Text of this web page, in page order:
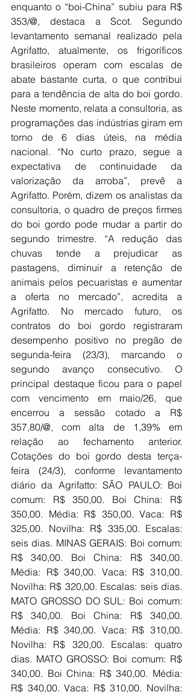
enquanto o “boi-China” subiu para R$
353/@, destaca a Scot. Segundo
levantamento semanal realizado pela
Agrifatto, atualmente, os frigoríficos
brasileiros operam com escalas de
abate bastante curta, o que contribui
para a tendência de alta do boi gordo.
Neste momento, relata a consultoria, as
programações das indústrias giram em
torno de 6 dias úteis, na média
nacional. “No curto prazo, segue a
expectativa de continuidade da
valorização da arroba”, prevê a
Agrifatto. Porém, dizem os analistas da
consultoria, o quadro de preços firmes
do boi gordo pode mudar a partir do
segundo trimestre. “A redução das
chuvas tende a prejudicar as
pastagens, diminuir a retenção de
animais pelos pecuaristas e aumentar
a oferta no mercado”, acredita a
Agrifatto. No mercado futuro, os
contratos do boi gordo registraram
desempenho positivo no pregão de
segunda-feira (23/3), marcando o
segundo avanço consecutivo. O
principal destaque ficou para o papel
com vencimento em maio/26, que
encerrou a sessão cotado a R$
357,80/@, com alta de 1,39% em
relação ao fechamento anterior.
Cotações do boi gordo desta terça-
feira (24/3), conforme levantamento
diário da Agrifatto: SÃO PAULO: Boi
comum: R$ 350,00. Boi China: R$
350,00. Média: R$ 350,00. Vaca: R$
325,00. Novilha: R$ 335,00. Escalas:
seis dias. MINAS GERAIS: Boi comum:
R$ 340,00. Boi China: R$ 340,00.
Média: R$ 340,00. Vaca: R$ 310,00.
Novilha: R$ 320,00. Escalas: seis dias.
MATO GROSSO DO SUL: Boi comum:
R$ 340,00. Boi China: R$ 340,00.
Média: R$ 340,00. Vaca: R$ 310,00.
Novilha: R$ 320,00. Escalas: quatro
dias. MATO GROSSO: Boi comum: R$
340,00. Boi China: R$ 340,00. Média:
R$ 340,00. Vaca: R$ 310,00. Novilha: